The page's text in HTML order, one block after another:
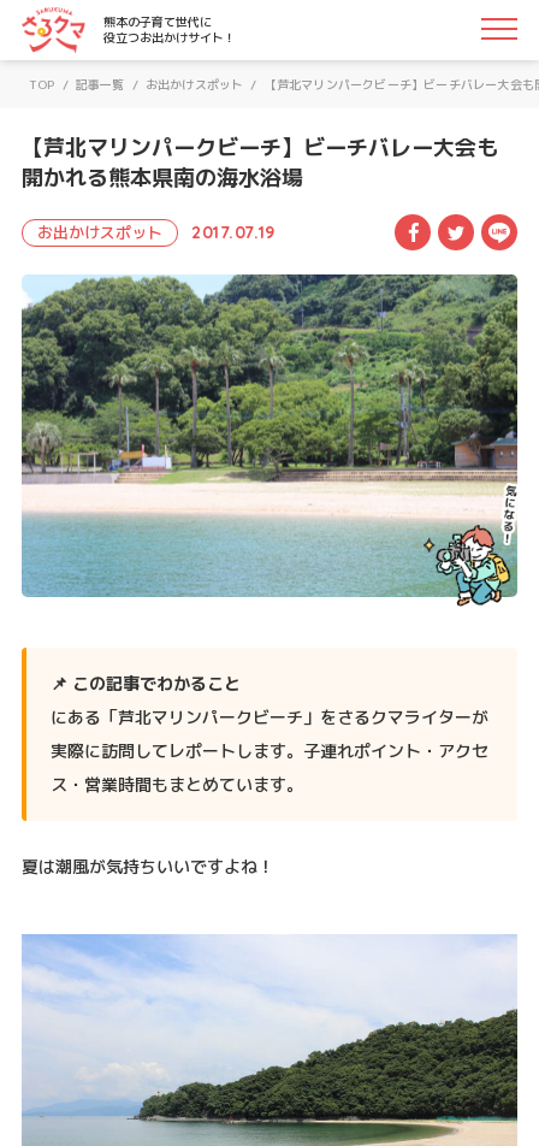
さるクマ-さるこう、熊本-｜熊本の子育て世代に役立つお
熊本の子育て世代に
役立つお出かけサイト！
TOP / 記事一覧 / お出かけスポット / 【芦北マリンパークビーチ】ビーチバレー大会
【芦北マリンパークビーチ】ビーチバレー大会も
開かれる熊本県南の海水浴場
お出かけスポット 2017.07.19 Facebook
📌 この記事でわかること
にある「芦北マリンパークビーチ」をさるクマライターが
実際に訪問してレポートします。子連れポイント・アクセ
ス・営業時間もまとめています。
夏は潮風が気持ちいいですよね！